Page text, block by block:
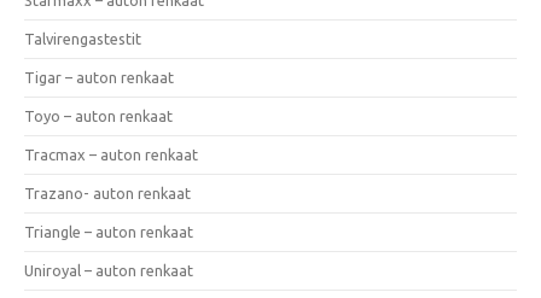
Talvirengastestit
Tigar – auton renkaat
Toyo – auton renkaat
Tracmax – auton renkaat
Trazano- auton renkaat
Triangle – auton renkaat
Uniroyal – auton renkaat